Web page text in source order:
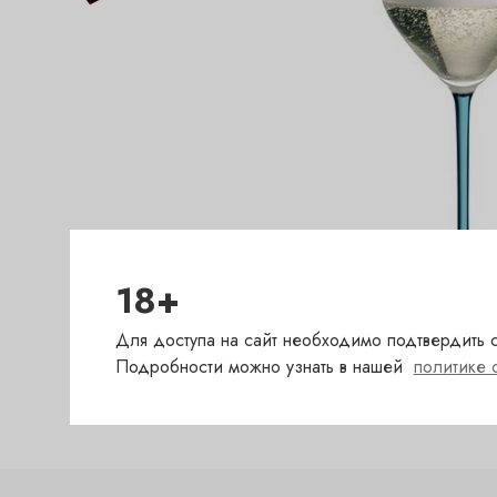
18+
Для доступа на сайт необходимо
Подробности можно узнать в нашей политике